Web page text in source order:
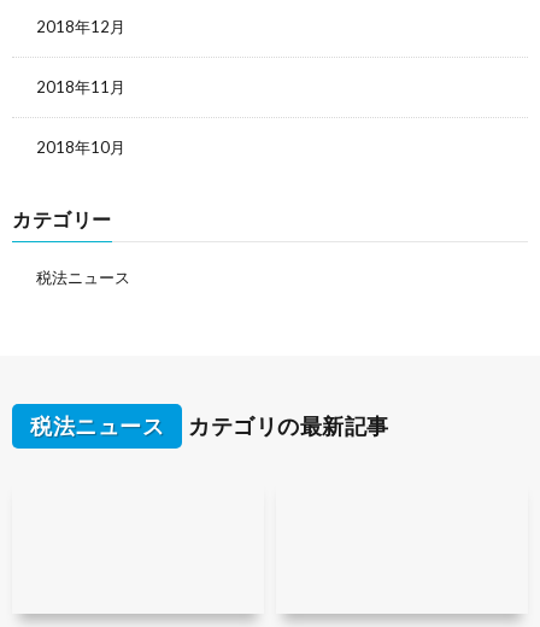
2018年12月
2018年11月
2018年10月
カテゴリー
税法ニュース
税法ニュース カテゴリの最新記事